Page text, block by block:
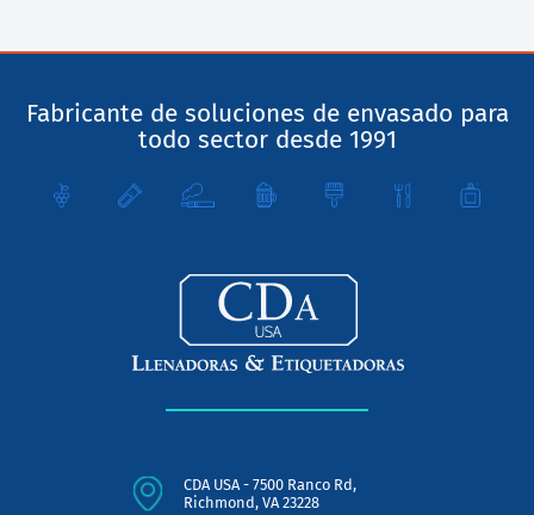
Fabricante de soluciones de envasado para
todo sector desde 1991
CDA USA - 7500 Ranco Rd,
Richmond, VA 23228